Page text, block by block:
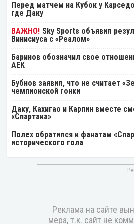
Перед матчем на Кубок у
где Даку
Sky Sports объявил
Винисиуса с «Реалом»
Баринов обозначил свое
АЕК
Бубнов заявил, что не считает
чемпионской гонки
Даку, Кахигао и Карпин вместе
«Спартака»
Полех обратился к фанатам
исторического гола